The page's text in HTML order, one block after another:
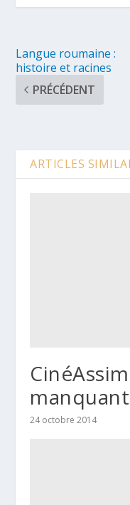
Langue roumaine :
histoire et racines
PRÉCÉDENT
ARTICLES
24 octobre 2014